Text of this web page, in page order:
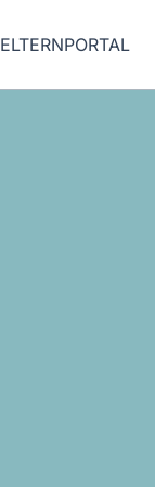
ELTERNPORTAL